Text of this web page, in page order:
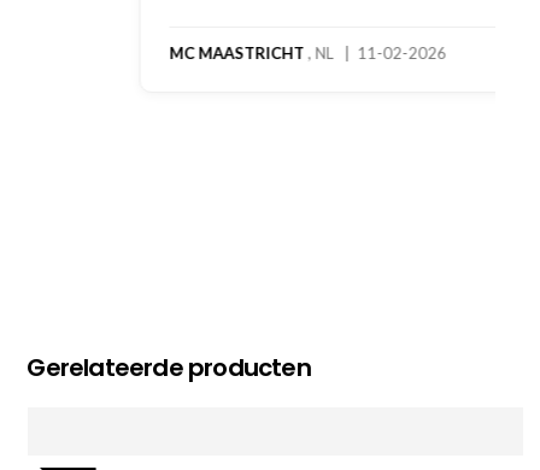
MC MAASTRICHT, NL | 11-02-2026
Gerelateerde producten